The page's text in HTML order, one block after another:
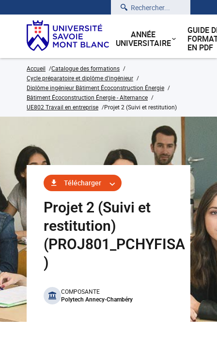
Rechercher
ANNÉE
UNIVERSITAIRE
GUIDE
EN PDF
Accueil
Catalogue des formations
Cycle préparatoire et diplôme d'ingénieur
Diplôme ingénieur Bâtiment Écoconstruction Énergie
Bâtiment Écoconstruction Énergie - Alternance
UE802 Travail en entreprise
Projet 2 (Suivi et restitution)
Télécharger
Projet 2 (Suivi et
restitution)
(PROJ801_PCHYFISA
)
benefits
COMPOSANTE
Polytech Annecy-Chambéry